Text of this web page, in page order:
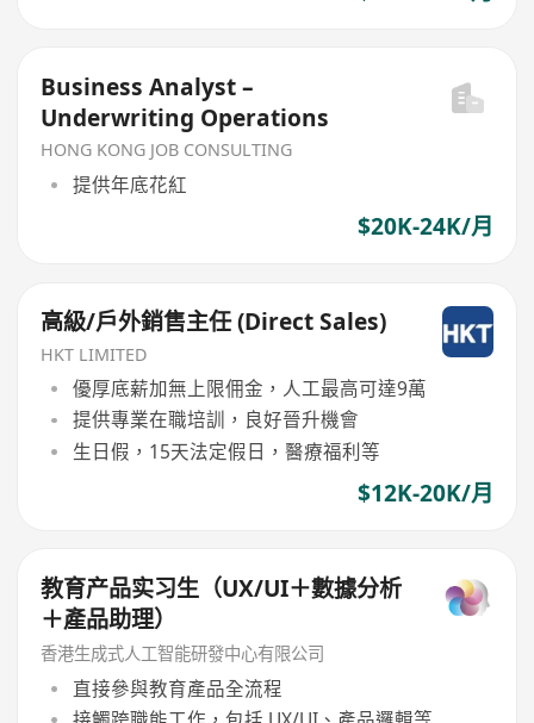
Business Analyst –
Underwriting Operations
HONG KONG JOB CONSULTING
提供年底花紅
$20K-24K/月
高級/戶外銷售主任 (Direct Sales)
HKT LIMITED
優厚底薪加無上限佣金，人工最高可達9萬
提供專業在職培訓，良好晉升機會
生日假，15天法定假日，醫療福利等
$12K-20K/月
教育产品实习生（UX/UI＋數據分析
＋產品助理）
香港生成式人工智能研發中心有限公司
直接參與教育產品全流程